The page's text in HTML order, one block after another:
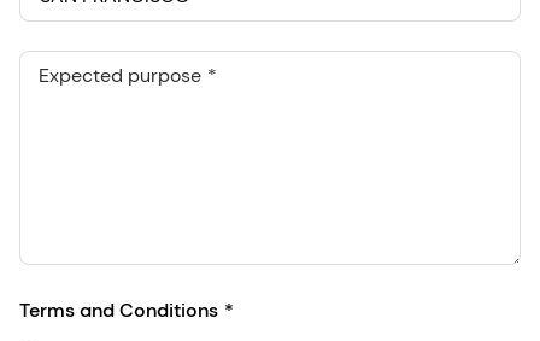
Expected purpose
Terms and Conditions